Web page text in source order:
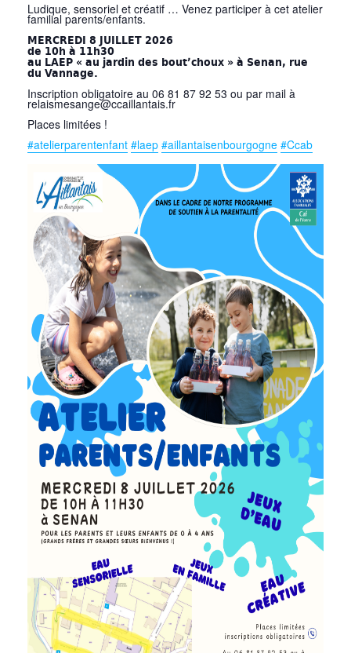
Ludique, sensoriel et créatif … Venez participer à cet atelier
familial parents/enfants.
MERCREDI 8 JUILLET 2026
de 10h à 11h30
au LAEP « au jardin des bout’choux » à Senan, rue
du Vannage.
Inscription obligatoire au 06 81 87 92 53 ou par mail à
relaismesange@ccaillantais.fr
Places limitées !
#atelierparentenfant #laep #aillantaisenbourgogne #Ccab